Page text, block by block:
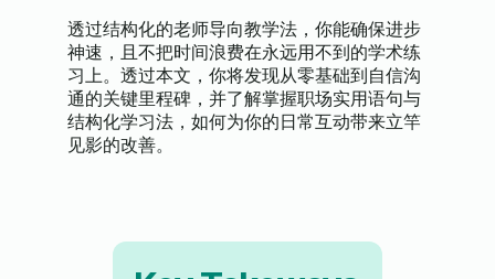
透过结构化的老师导向教学法，你能确保进步
神速，且不把时间浪费在永远用不到的学术练
习上。透过本文，你将发现从零基础到自信沟
通的关键里程碑，并了解掌握职场实用语句与
结构化学习法，如何为你的日常互动带来立竿
见影的改善。